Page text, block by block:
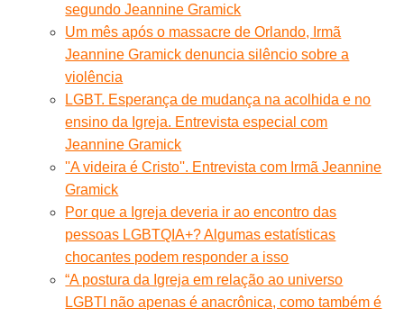
segundo Jeannine Gramick
Um mês após o massacre de Orlando, Irmã
Jeannine Gramick denuncia silêncio sobre a
violência
LGBT. Esperança de mudança na acolhida e no
ensino da Igreja. Entrevista especial com
Jeannine Gramick
''A videira é Cristo''. Entrevista com Irmã Jeannine
Gramick
Por que a Igreja deveria ir ao encontro das
pessoas LGBTQIA+? Algumas estatísticas
chocantes podem responder a isso
“A postura da Igreja em relação ao universo
LGBTI não apenas é anacrônica, como também é